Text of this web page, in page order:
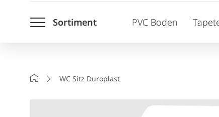
durchsuchen
Sortiment PVC Boden
StartseiteWC Sitz Duroplast